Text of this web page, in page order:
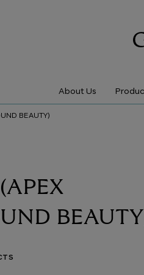
About Us
BEAUTY)